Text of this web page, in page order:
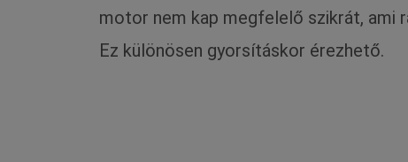
motor nem kap megfelelő szikrát, ami
Ez különösen gyorsításkor érezhető.